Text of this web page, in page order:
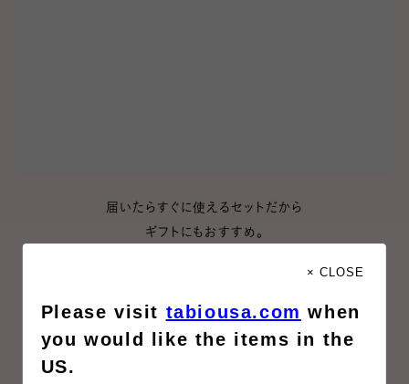
届いたらすぐに使えるセットだから
ギフトにもおすすめ。
× CLOSE
Please visit tabiousa.com when
you would like the items in the
US.